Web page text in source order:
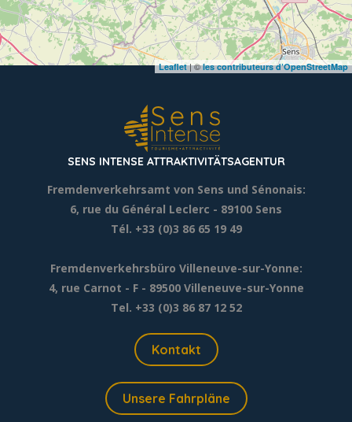
Leaflet| ©les contributeurs d’OpenStreetMap
SENS INTENSE ATTRAKTIVITÄTSAGENTUR
Fremdenverkehrsamt von Sens und Sénonais:
6, rue du Général Leclerc - 89100 Sens
Tél. +33 (0)3 86 65 19 49
Fremdenverkehrsbüro Villeneuve-sur-Yonne:
4, rue Carnot - F - 89500 Villeneuve-sur-Yonne
Tel. +33 (0)3 86 87 12 52
Kontakt
Unsere Fahrpläne